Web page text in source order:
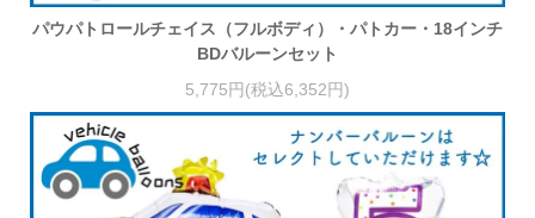
パウパトロールチェイス（フルボディ）・パトカー・18インチ
BDバルーンセット
5,775円(税込6,352円)